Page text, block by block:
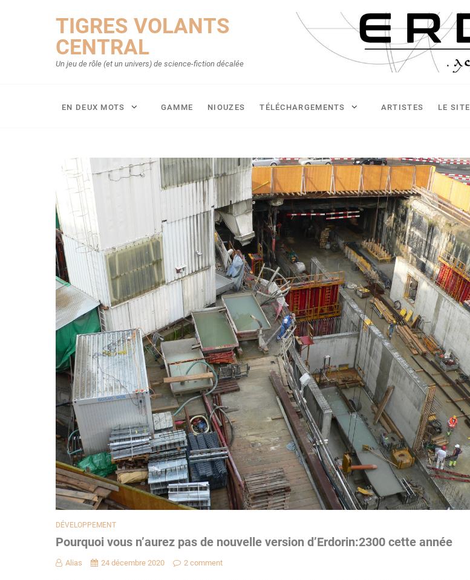
TIGRES VOLANTS
CENTRAL
Un jeu de rôle (et un univers) de science-fiction décalée
EN DEUX MOTS GAMME NIOUZES TÉLÉCHARGEMENTS ARTISTES LE SITE
DÉVELOPPEMENT
Pourquoi vous n’aurez pas de nouvelle version d’Erdorin:2300 cette année
Alias 24 décembre 2020 2 comment